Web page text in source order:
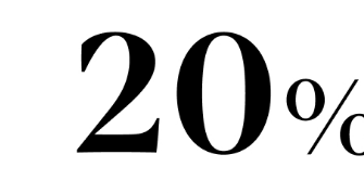
gir en umiddelbar jevnere og fyldigere
samt en trio av revitaliserende og
teksturen til essensen er beriket med rene
inn i huden og forsterke effekten av resten av
fyldig og ungdommelig utseende. Inneholder